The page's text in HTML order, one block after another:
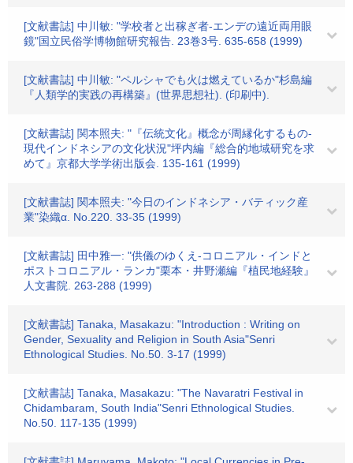
[文献書誌] 中川敏: "学校者と出稼ぎ者-エンデの遠近両用眼
鏡"国立民俗学博物館研究報告. 23巻3号. 635-658 (1999)
[文献書誌] 中川敏: "ペルシャでも火は燃えているか"杉島編
『人類学的実践の再構築』(世界思想社). (印刷中).
[文献書誌] 関本照夫: "『伝統文化』概念が周縁化するもの-
現代インドネシアの文化状況"坪内編『総合的地域研究を求
めて』京都大学学術出版会. 135-161 (1999)
[文献書誌] 関本照夫: "今日のインドネシア・バティック産
業"染織α. No.220. 33-35 (1999)
[文献書誌] 田中雅一: "供儀のゆくえ-コロニアル・インドと
ポストコロニアル・ランカ"栗本・井野瀬編『植民地経験』
人文書院. 263-288 (1999)
[文献書誌] Tanaka, Masakazu: "Introduction : Writing on
Gender, Sexuality and Religion in South Asia"Senri
Ethnological Studies. No.50. 3-17 (1999)
[文献書誌] Tanaka, Masakazu: "The Navaratri Festival in
Chidambaram, South India"Senri Ethnological Studies.
No.50. 117-135 (1999)